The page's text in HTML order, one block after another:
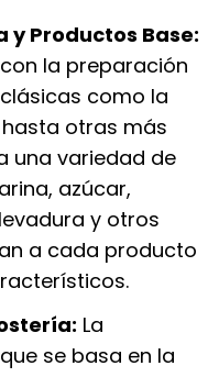
y Productos Base:
la preparación
como la
otras más
una variedad de
azúcar,
y otros
a cada producto
La
se basa en la